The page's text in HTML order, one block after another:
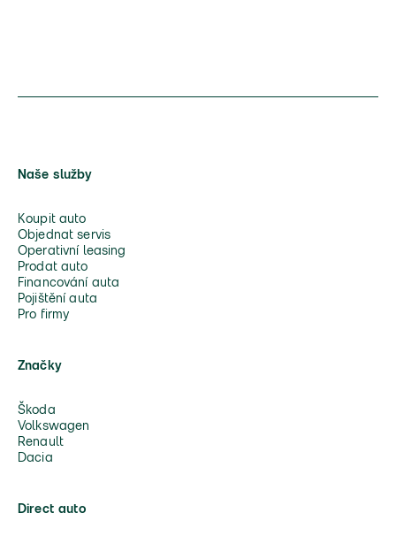
Naše služby
Koupit auto
Objednat servis
Operativní leasing
Prodat auto
Financování auta
Pojištění auta
Pro firmy
Značky
Škoda
Volkswagen
Renault
Dacia
Direct auto